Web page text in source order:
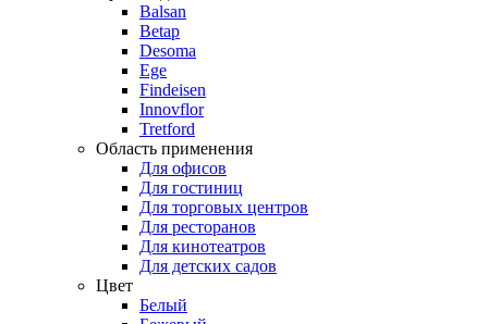
Balsan
Betap
Desoma
Ege
Findeisen
Innovflor
Tretford
Область применения
Для офисов
Для гостиниц
Для торговых центров
Для ресторанов
Для кинотеатров
Для детских садов
Цвет
Белый